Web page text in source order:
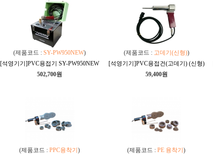
(제품코드 : SY-PW950NEW)
[석영기기]PVC용접기 SY-PW950NEW
502,700원
(제품코드 : 고데기(신형))
[석영기기]PVC용접건(고데기) (신형)
59,400원
(제품코드 : PPC융착기 )
(제품코드 : PE 융착기 )